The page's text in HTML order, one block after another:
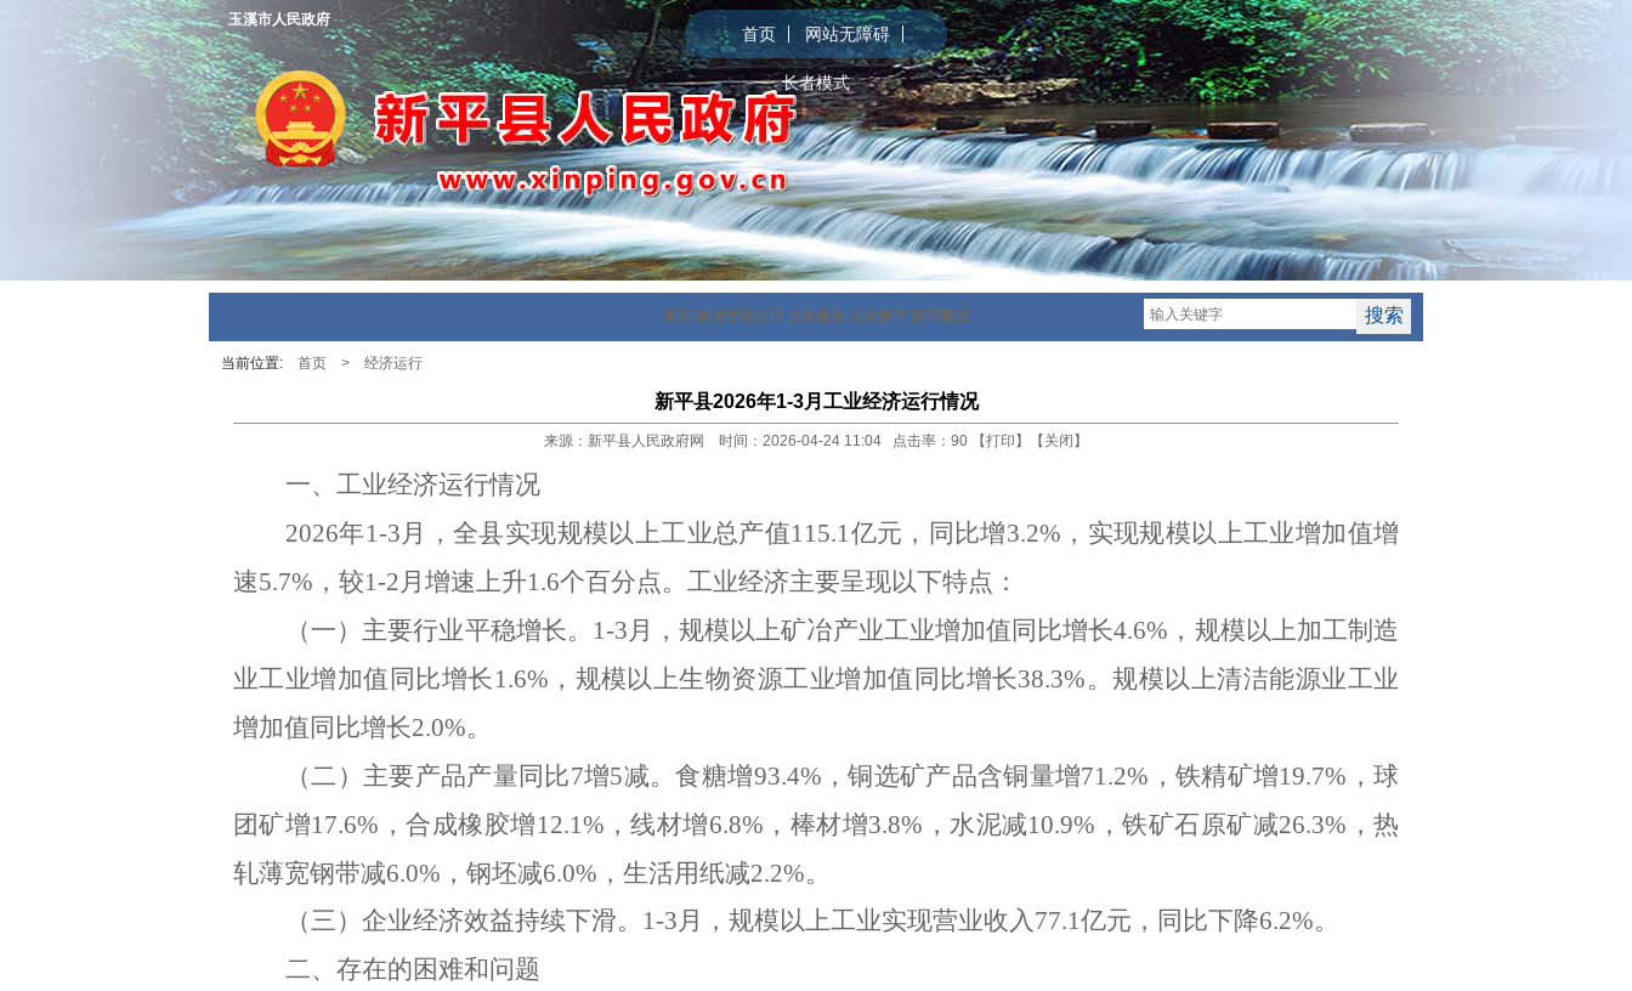
首页 网站无障碍
长者模式
玉溪市人民政府
首页 政府信息公开 政务服务 公众参与 新平概况
当前位置: 首页 > 经济运行
新平县2026年1-3月工业经济运行情况
来源：新平县人民政府网 时间：2026-04-24 11:04 点击率： 90 【打印 】【 关闭 】
一、工业经济运行情况
2026年1-3月，全县实现规模以上工业总产值115.1亿元，同比增3.2% ，实现规模以上工业增加值增
速5.7% ，较1-2月增速上升1.6个百分点。工业经济主要呈现以下特点：
（一）主要行业平稳增长。 1-3月，规模以上矿冶产业工业增加值同比增长4.6% ，规模以上加工制造
业工业增加值同比增长 1.6% ，规模以上生物资源工业增加值同比增长38.3%。规模以上清洁能源业工业
增加值同比增长2.0%。
（二）主要产品产量同比7增5减。食糖增93.4% ，铜选矿产品含铜量增71.2% ，铁精矿增19.7% ，球
团矿增17.6% ，合成橡胶增12.1% ，线材增6.8% ，棒材增3.8% ，水泥减10.9% ，铁矿石原矿减26.3% ，热
轧薄宽钢带减6.0% ，钢坯减6.0% ，生活用纸减2.2%。
（三） 企业经济效益持续下滑。 1-3月，规模以上工业实现营业收入77.1亿元，同比下降6.2%。
二、存在的困难和问题